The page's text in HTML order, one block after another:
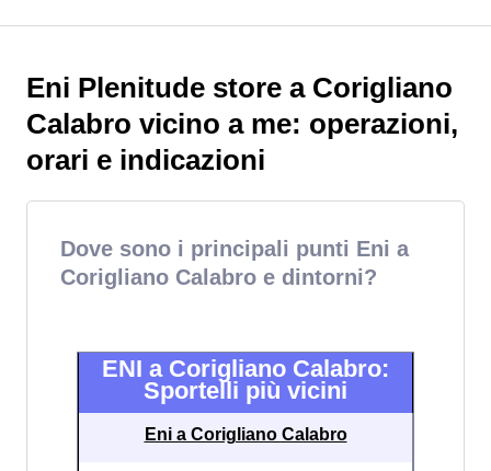
Eni Plenitude store a Corigliano
Calabro vicino a me: operazioni,
orari e indicazioni
Dove sono i principali punti Eni a
Corigliano Calabro e dintorni?
ENI a Corigliano Calabro:
Sportelli più vicini
Eni a Corigliano Calabro